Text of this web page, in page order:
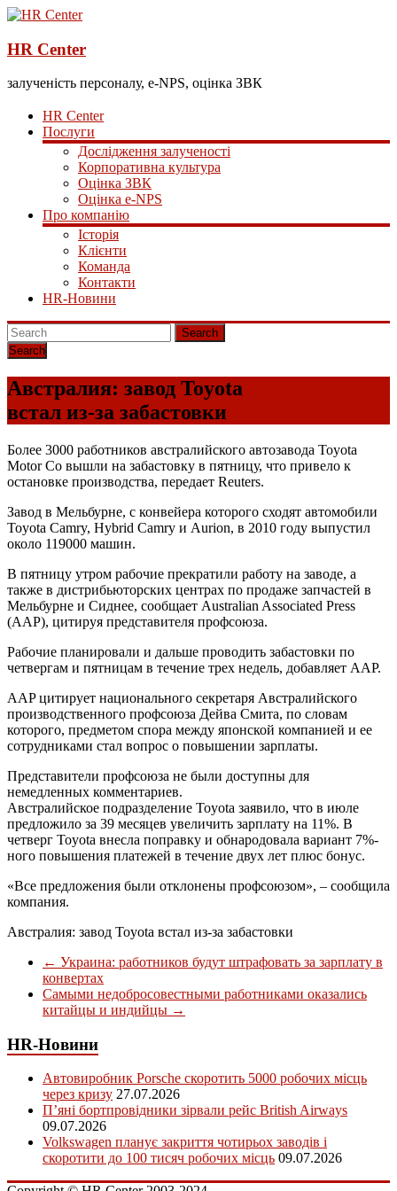
HR Center
залученість персоналу, e-NPS, оцінка ЗВК
HR Center
Послуги
Дослідження залученості
Корпоративна культура
Оцінка ЗВК
Оцінка e-NPS
Про компанію
Історія
Клієнти
Команда
Контакти
HR-Новини
Search
Австралия: завод Toyota
встал из-за забастовки
Более 3000 работников австралийского автозавода Toyota
Motor Co вышли на забастовку в пятницу, что привело к
остановке производства, передает Reuters.
Завод в Мельбурне, с конвейера которого сходят автомобили
Toyota Camry, Hybrid Camry и Aurion, в 2010 году выпустил
около 119000 машин.
В пятницу утром рабочие прекратили работу на заводе, а
также в дистрибьюторских центрах по продаже запчастей в
Мельбурне и Сиднее, сообщает Australian Associated Press
(AAP), цитируя представителя профсоюза.
Рабочие планировали и дальше проводить забастовки по
четвергам и пятницам в течение трех недель, добавляет AAP.
AAP цитирует национального секретаря Австралийского
производственного профсоюза Дейва Смита, по словам
которого, предметом спора между японской компанией и ее
сотрудниками стал вопрос о повышении зарплаты.
Представители профсоюза не были доступны для
немедленных комментариев.
Австралийское подразделение Toyota заявило, что в июле
предложило за 39 месяцев увеличить зарплату на 11%. В
четверг Toyota внесла поправку и обнародовала вариант 7%-
ного повышения платежей в течение двух лет плюс бонус.
«Все предложения были отклонены профсоюзом», – сообщила
компания.
Австралия: завод Toyota встал из-за забастовки
← Украина: работников будут штрафовать за зарплату в
конвертах
Самыми недобросовестными работниками оказались
китайцы и индийцы →
HR-Новини
Автовиробник Porsche скоротить 5000 робочих місць
через кризу 27.07.2026
П’яні бортпровідники зірвали рейс British Airways
09.07.2026
Volkswagen планує закриття чотирьох заводів і
скоротити до 100 тисяч робочих місць 09.07.2026